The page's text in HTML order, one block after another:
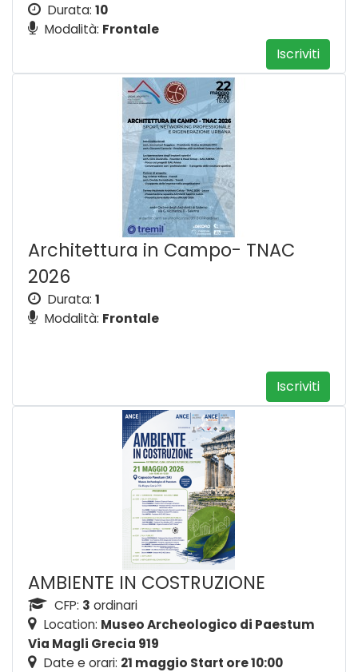
Durata: 10
Modalità: Frontale
Iscriviti
Architettura in Campo- TNAC
2026
Durata: 1
Modalità: Frontale
Iscriviti
AMBIENTE IN COSTRUZIONE
CFP: 3 ordinari
Location: Museo Archeologico di Paestum
Via Magli Grecia 919
Date e orari: 21 maggio Start ore 10:00